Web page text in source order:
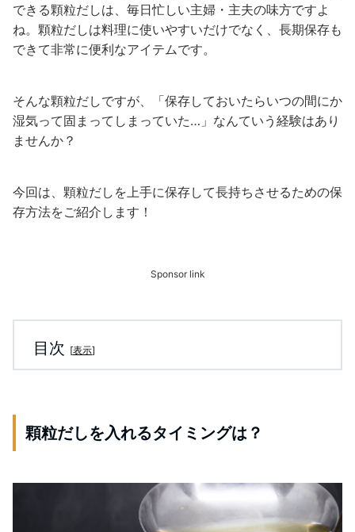
できる顆粒だしは、毎日忙しい主婦・主夫の味方ですよ
ね。顆粒だしは料理に使いやすいだけでなく、長期保存も
できて非常に便利なアイテムです。
そんな顆粒だしですが、「保存しておいたらいつの間にか
湿気って固まってしまっていた…」なんていう経験はあり
ませんか？
今回は、顆粒だしを上手に保存して長持ちさせるための保
存方法をご紹介します！
Sponsor link
目次 [表示]
顆粒だしを入れるタイミングは？